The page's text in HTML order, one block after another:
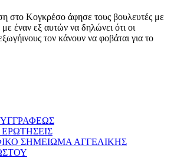
στο Κογκρέσο άφησε τους βουλευτές με
έναν εξ αυτών να δηλώνει ότι οι
τον κάνουν να φοβάται για το
ΣΗΜΕΙΩΜΑ ΑΓΓΕΛΙΚΗΣ